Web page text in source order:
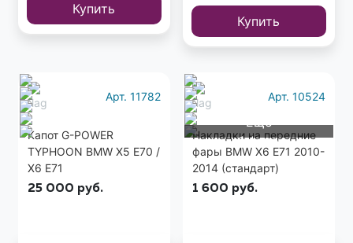
Купить
Купить
Арт. 11782
Капот G-POWER
TYPHOON BMW X5 E70 /
X6 E71
25 000 руб.
Еще
1 фото
Арт. 10524
Накладки на передние
фары BMW X6 E71 2010-
2014 (стандарт)
1 600 руб.